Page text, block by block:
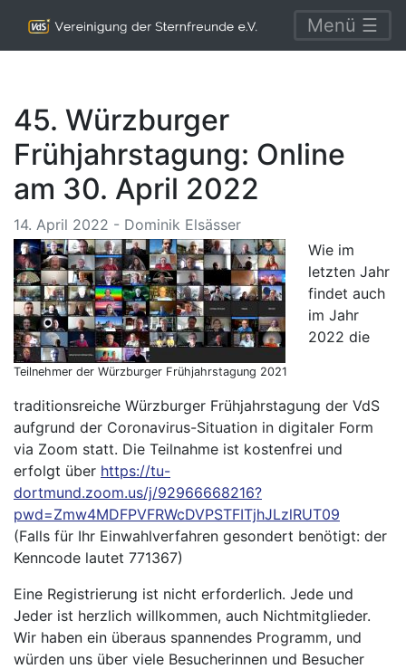
Menü ☰
45. Würzburger
Frühjahrstagung: Online
am 30. April 2022
14. April 2022 - Dominik Elsässer
Teilnehmer der Würzburger Frühjahrstagung 2021
Wie im
letzten Jahr
findet auch
im Jahr
2022 die
traditionsreiche Würzburger Frühjahrstagung der VdS
aufgrund der Coronavirus-Situation in digitaler Form
via Zoom statt. Die Teilnahme ist kostenfrei und
erfolgt über https://tu-
dortmund.zoom.us/j/92966668216?
pwd=Zmw4MDFPVFRWcDVPSTFITjhJLzlRUT09
(Falls für Ihr Einwahlverfahren gesondert benötigt: der
Kenncode lautet 771367)
Eine Registrierung ist nicht erforderlich. Jede und
Jeder ist herzlich willkommen, auch Nichtmitglieder.
Wir haben ein überaus spannendes Programm, und
würden uns über viele Besucherinnen und Besucher